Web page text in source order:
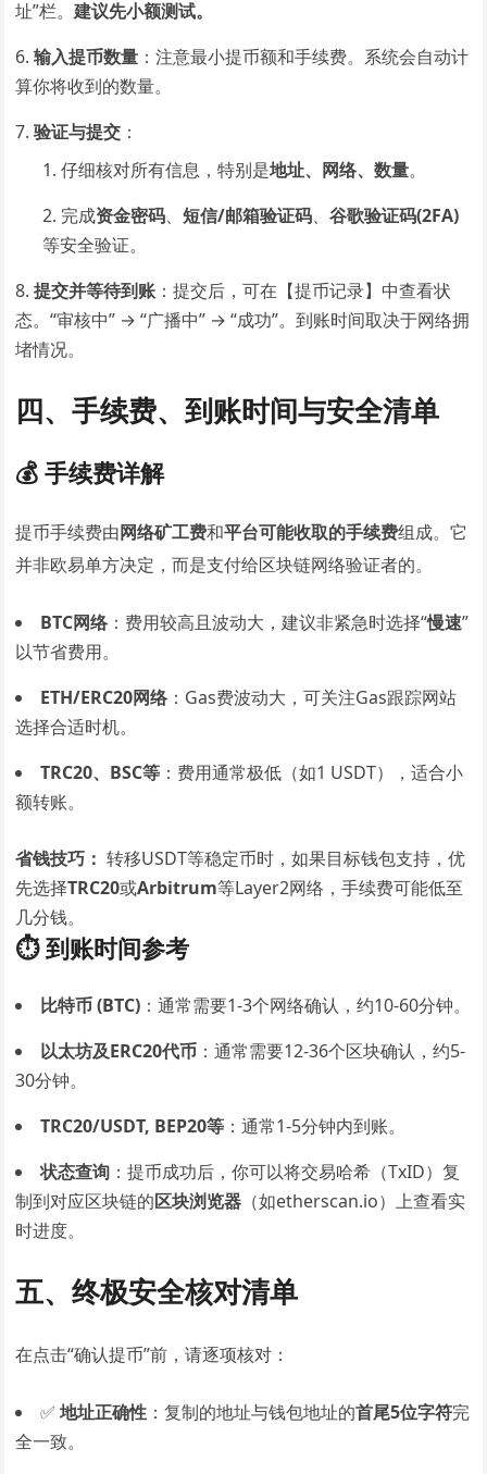
址”栏。建议先小额测试。
输入提币数量 ：注意最小提币额和手续费。系统会自动计
算你将收到的数量。
验证与提交 ：
仔细核对所有信息，特别是地址、网络、数量。
完成资金密码、短信/邮箱验证码、谷歌验证码(2FA)
等安全验证。
提交并等待到账 ：提交后，可在【提币记录】中查看状
态。“审核中” → “广播中” → “成功”。到账时间取决于网络拥
堵情况。
四、手续费、到账时间与安全清单
💰 手续费详解
提币手续费由网络矿工费和平台可能收取的手续费组成。它
并非欧易单方决定，而是支付给区块链网络验证者的。
BTC网络：费用较高且波动大，建议非紧急时选择“慢速”
以节省费用。
ETH/ERC20网络：Gas费波动大，可关注Gas跟踪网站
选择合适时机。
TRC20、BSC等 ：费用通常极低（如1 USDT），适合小
额转账。
省钱技巧： 转移USDT等稳定币时，如果目标钱包支持，优
先选择TRC20或Arbitrum等Layer2网络，手续费可能低至
几分钱。
⏱️ 到账时间参考
比特币 (BTC) ：通常需要1-3个网络确认，约10-60分钟。
以太坊及ERC20代币 ：通常需要12-36个区块确认，约5-
30分钟。
TRC20/USDT, BEP20等 ：通常1-5分钟内到账。
状态查询 ：提币成功后，你可以将交易哈希（TxID）复
制到对应区块链的区块浏览器 （如etherscan.io）上查看实
时进度。
五、终极安全核对清单
在点击“确认提币”前，请逐项核对：
✅地址正确性 ：复制的地址与钱包地址的首尾5位字符完
全一致。